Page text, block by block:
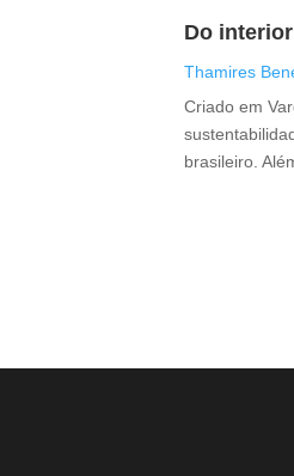
Do
Thamires
Criado em
brasileiro.